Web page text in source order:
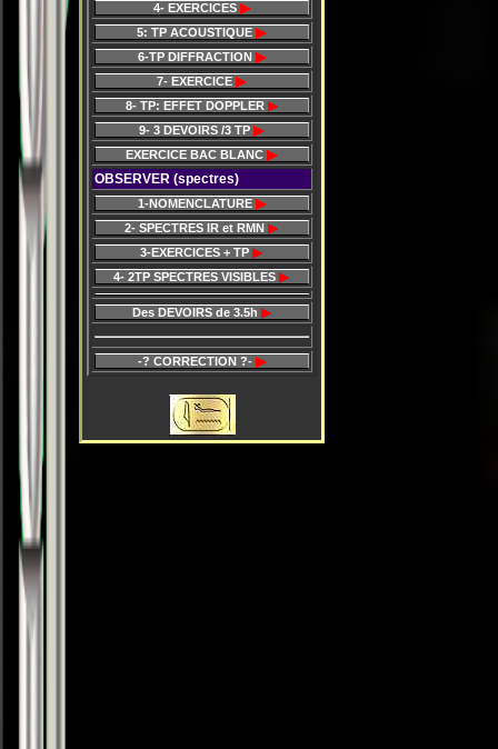
4- EXERCICES
5: TP ACOUSTIQUE
6-TP DIFFRACTION
7- EXERCICE
8- TP: EFFET DOPPLER
9- 3 DEVOIRS /3 TP
EXERCICE BAC BLANC
OBSERVER (spectres)
1-NOMENCLATURE
2- SPECTRES IR et RMN
3-EXERCICES + TP
4- 2TP SPECTRES VISIBLES
Des DEVOIRS de 3.5h
-? CORRECTION ?-